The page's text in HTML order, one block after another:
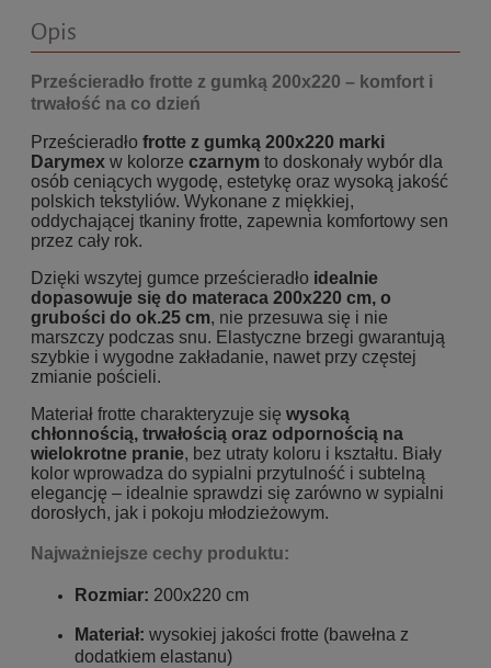
Opis
Prześcieradło frotte z gumką 200x220 – komfort i
trwałość na co dzień
Prześcieradło frotte z gumką 200x220 marki
Darymex w kolorze czarnym to doskonały wybór dla
osób ceniących wygodę, estetykę oraz wysoką jakość
polskich tekstyliów. Wykonane z miękkiej,
oddychającej tkaniny frotte, zapewnia komfortowy sen
przez cały rok.
Dzięki wszytej gumce prześcieradło idealnie
dopasowuje się do materaca 200x220 cm, o
grubości do ok.25 cm, nie przesuwa się i nie
marszczy podczas snu. Elastyczne brzegi gwarantują
szybkie i wygodne zakładanie, nawet przy częstej
zmianie pościeli.
Materiał frotte charakteryzuje się wysoką
chłonnością, trwałością oraz odpornością na
wielokrotne pranie, bez utraty koloru i kształtu. Biały
kolor wprowadza do sypialni przytulność i subtelną
elegancję – idealnie sprawdzi się zarówno w sypialni
dorosłych, jak i pokoju młodzieżowym.
Najważniejsze cechy produktu:
Rozmiar: 200x220 cm
Materiał: wysokiej jakości frotte (bawełna z
dodatkiem elastanu)